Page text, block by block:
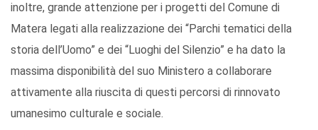
inoltre, grande attenzione per i progetti del Comune di
Matera legati alla realizzazione dei “Parchi tematici della
storia dell’Uomo” e dei “Luoghi del Silenzio” e ha dato la
massima disponibilità del suo Ministero a collaborare
attivamente alla riuscita di questi percorsi di rinnovato
umanesimo culturale e sociale.